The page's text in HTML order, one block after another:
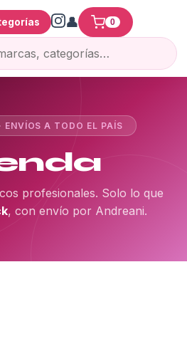
0
ENVÍOS A TODO EL PAÍS
profesionales. Solo lo que
, con envío por Andreani.